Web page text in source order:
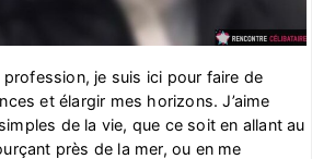
profession, je suis ici pour faire de
et élargir mes horizons. J’aime
de la vie, que ce soit en allant au
près de la mer, ou en me